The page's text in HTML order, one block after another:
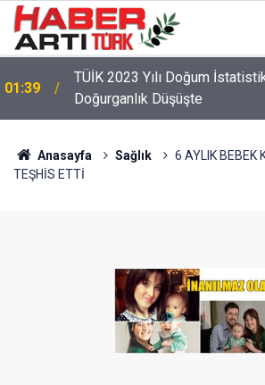
TÜİK 2023 Yılı Doğum
Doğurganlık Düşüşte
22:47 16 Maddelik Maden Kanunu
Anasayfa Sağlık
6 AYLIK BEBEK
TEŞHİS ETTİ